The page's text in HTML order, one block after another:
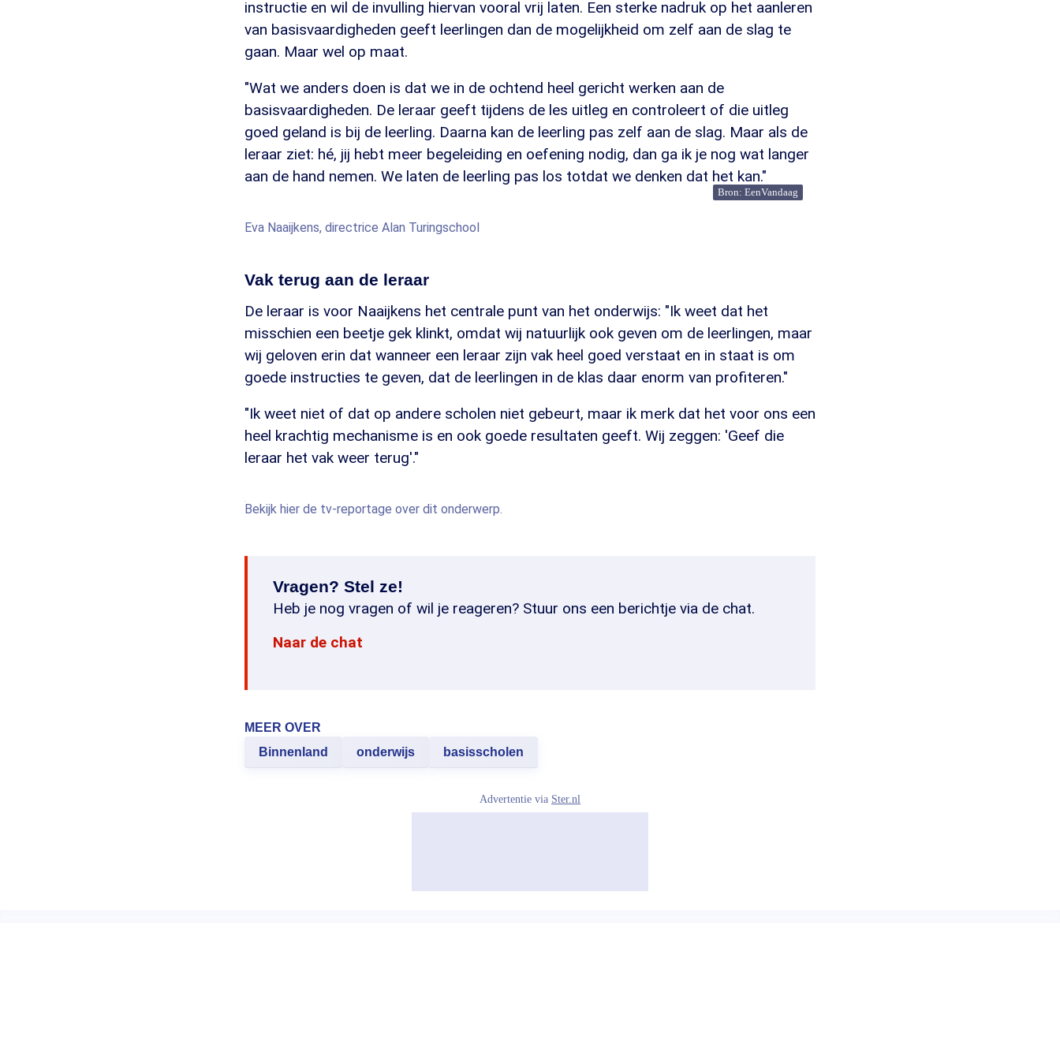
instructie en wil de invulling hiervan vooral vrij laten. Een sterke nadruk op het aanleren
van basisvaardigheden geeft leerlingen dan de mogelijkheid om zelf aan de slag te
gaan. Maar wel op maat.
"Wat we anders doen is dat we in de ochtend heel gericht werken aan de
basisvaardigheden. De leraar geeft tijdens de les uitleg en controleert of die uitleg
goed geland is bij de leerling. Daarna kan de leerling pas zelf aan de slag. Maar als de
leraar ziet: hé, jij hebt meer begeleiding en oefening nodig, dan ga ik je nog wat langer
aan de hand nemen. We laten de leerling pas los totdat we denken dat het kan."
Bron: EenVandaag
Eva Naaijkens, directrice Alan Turingschool
Vak terug aan de leraar
De leraar is voor Naaijkens het centrale punt van het onderwijs: "Ik weet dat het
misschien een beetje gek klinkt, omdat wij natuurlijk ook geven om de leerlingen, maar
wij geloven erin dat wanneer een leraar zijn vak heel goed verstaat en in staat is om
goede instructies te geven, dat de leerlingen in de klas daar enorm van profiteren."
"Ik weet niet of dat op andere scholen niet gebeurt, maar ik merk dat het voor ons een
heel krachtig mechanisme is en ook goede resultaten geeft. Wij zeggen: 'Geef die
leraar het vak weer terug'."
Bekijk hier de tv-reportage over dit onderwerp.
Vragen? Stel ze!
Heb je nog vragen of wil je reageren? Stuur ons een berichtje via de chat.
Naar de chat
MEER OVER
Binnenland
onderwijs basisscholen
Advertentie via Ster.nl